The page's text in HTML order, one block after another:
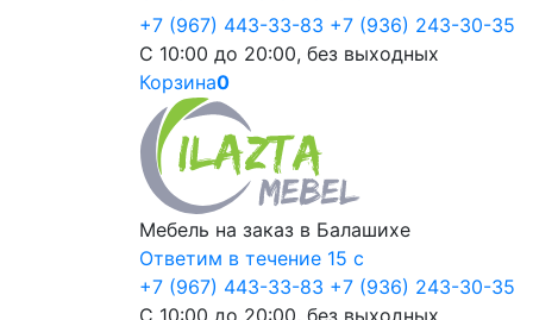
+7 (967) 443-33-83 +7 (936) 243-30-35
С 10:00 до 20:00, без выходных
Корзина0
Мебель на заказ в Балашихе
Ответим в течение 15 с
+7 (967) 443-33-83 +7 (936) 243-30-35
С 10:00 до 20:00, без выходных